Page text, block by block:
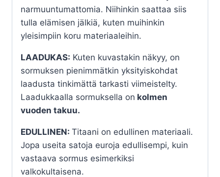
narmuuntumattomia. Niihinkin saattaa siis
tulla elämisen jälkiä, kuten muihinkin
yleisimpiin koru materiaaleihin.
LAADUKAS: Kuten kuvastakin näkyy, on
sormuksen pienimmätkin yksityiskohdat
laadusta tinkimättä tarkasti viimeistelty.
Laadukkaalla sormuksella on kolmen
vuoden takuu.
EDULLINEN: Titaani on edullinen materiaali.
Jopa useita satoja euroja edullisempi, kuin
vastaava sormus esimerkiksi
valkokultaisena.